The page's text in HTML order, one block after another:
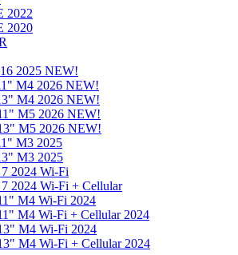
2022
2020
2025 NEW!
M4 2026 NEW!
M4 2026 NEW!
M5 2026 NEW!
M5 2026 NEW!
M3 2025
M3 2025
2024 Wi-Fi
2024 Wi-Fi + Cellular
M4 Wi-Fi 2024
M4 Wi-Fi + Cellular 2024
M4 Wi-Fi 2024
M4 Wi-Fi + Cellular 2024